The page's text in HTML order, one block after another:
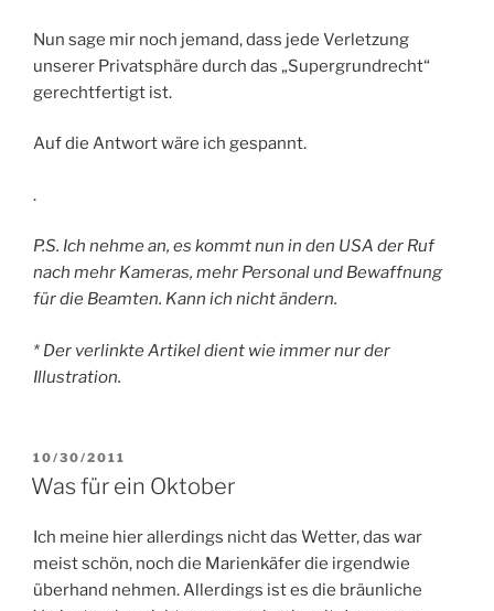
Nun sage mir noch jemand, dass jede Verletzung
unserer Privatsphäre durch das „Supergrundrecht“
gerechtfertigt ist.
Auf die Antwort wäre ich gespannt.
.
P.S. Ich nehme an, es kommt nun in den USA der Ruf
nach mehr Kameras, mehr Personal und Bewaffnung
für die Beamten. Kann ich nicht ändern.
* Der verlinkte Artikel dient wie immer nur der
Illustration.
VERÖFFENTLICHT
AM
10/30/2011
Was für ein Oktober
Ich meine hier allerdings nicht das Wetter, das war
meist schön, noch die Marienkäfer die irgendwie
überhand nehmen. Allerdings ist es die bräunliche